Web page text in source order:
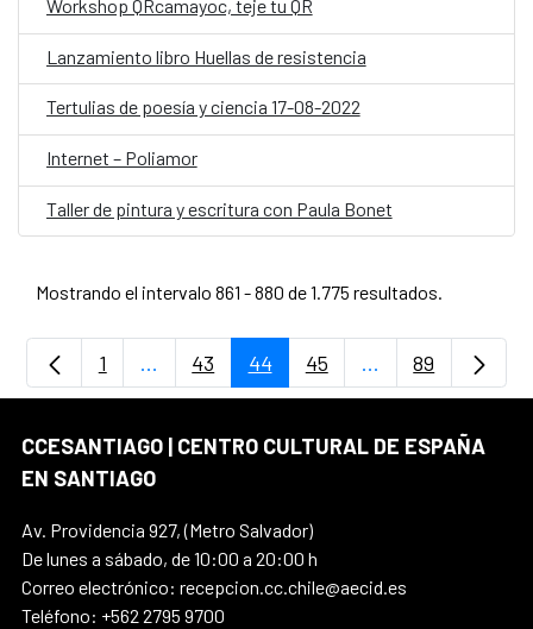
Workshop QRcamayoc, teje tu QR
Lanzamiento libro Huellas de resistencia
Tertulias de poesía y ciencia 17-08-2022
Internet – Poliamor
Taller de pintura y escritura con Paula Bonet
Mostrando el intervalo 861 - 880 de 1.775 resultados.
Página
1 ...Páginas intermedias Use TAB para
Página
43 Página
44 Página
45 ...PáginasPágina
89
CCESANTIAGO | CENTRO CULTURAL DE ESPAÑA
EN SANTIAGO
Av. Providencia 927, (Metro Salvador)
De lunes a sábado, de 10:00 a 20:00 h
Correo electrónico: recepcion.cc.chile@aecid.es
Teléfono: +562 2795 9700